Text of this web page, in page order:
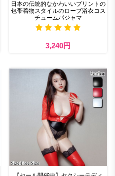
日本の伝統的なかわいいプリントの
包帯着物スタイルのローブ浴衣コス
チュームパジャマ
3,240円